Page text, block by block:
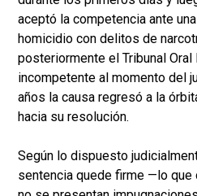
aceptó la competencia ante
homicidio con delitos de
posteriormente el Tribunal
incompetente al momento del
años la causa regresó a la
hacia su resolución.
Según lo dispuesto
sentencia quede firme —lo que